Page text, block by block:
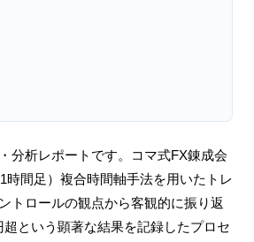
分析レポートです。コマ式FX錬成会
間足）複合時間軸手法を用いたトレ
トロールの観点から客観的に振り返
という顕著な結果を記録したプロセ